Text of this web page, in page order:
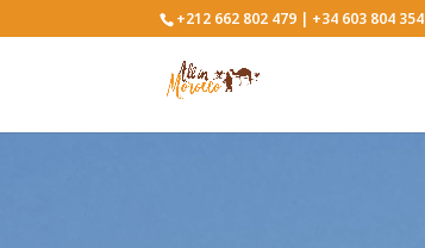
+212 662 802 479 | +34 603 804 354